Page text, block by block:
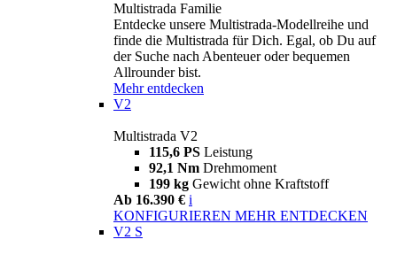
Multistrada Familie
Entdecke unsere Multistrada-Modellreihe und
finde die Multistrada für Dich. Egal, ob Du auf
der Suche nach Abenteuer oder bequemen
Allrounder bist.
Mehr entdecken
V2
Multistrada V2
115,6 PS Leistung
92,1 Nm Drehmoment
199 kg Gewicht ohne Kraftstoff
Ab 16.390 € i
KONFIGURIEREN MEHR ENTDECKEN
V2 S